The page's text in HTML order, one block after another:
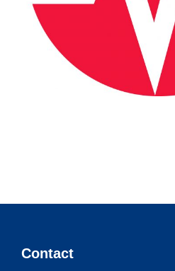
Contact